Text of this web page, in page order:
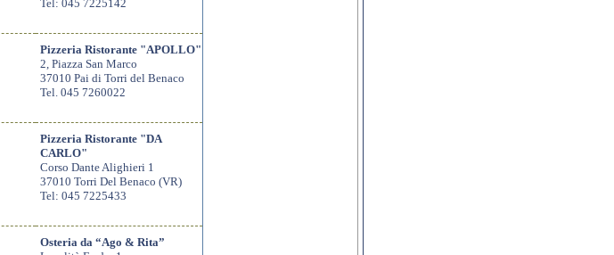
Tel: 045 7225142
Pizzeria Ristorante "APOLLO"
2, Piazza San Marco
37010 Pai di Torri del Benaco
Tel. 045 7260022
Pizzeria Ristorante "DA
CARLO"
Corso Dante Alighieri 1
37010 Torri Del Benaco (VR)
Tel: 045 7225433
Osteria da “Ago & Rita”